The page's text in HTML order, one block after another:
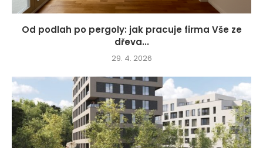
Od podlah po pergoly: jak pracuje firma Vše ze
dřeva...
29. 4. 2026